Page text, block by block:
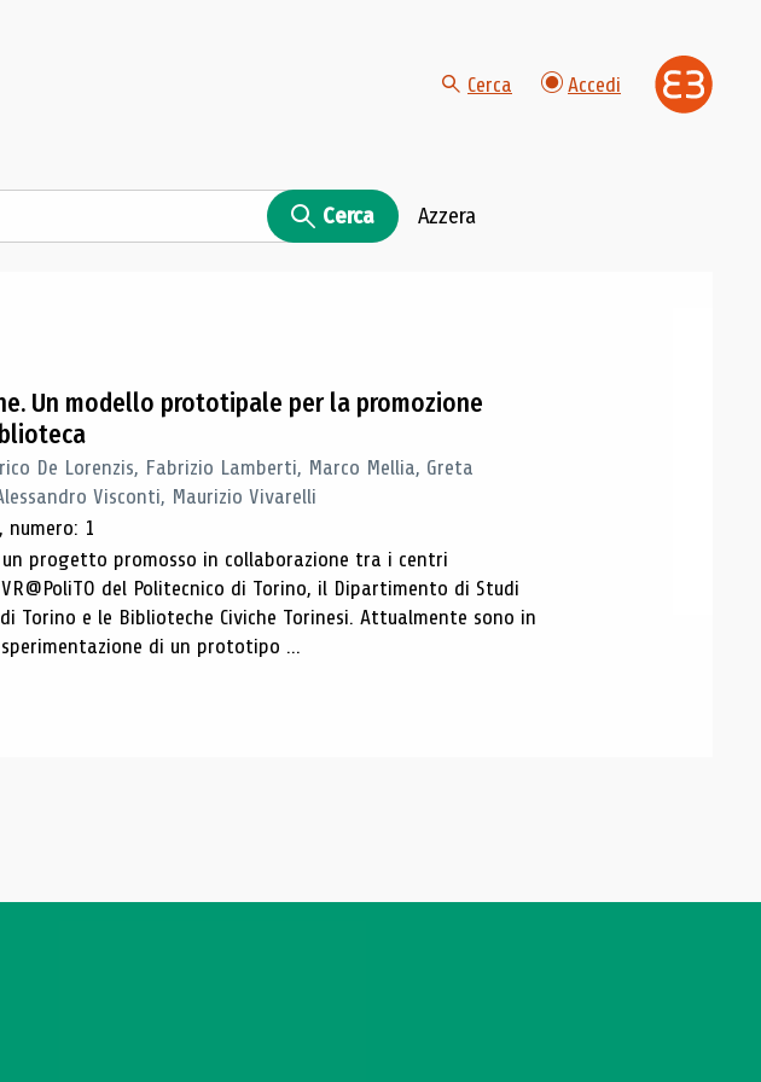
Cerca Accedi
Cerca Azzera
Un modello prototipale per la promozione
De Lorenzis, Fabrizio Lamberti, Marco Mellia, Greta
Visconti, Maurizio Vivarelli
numero: 1
un progetto promosso in collaborazione tra i centri
del Politecnico di Torino, il Dipartimento di Studi
Torino e le Biblioteche Civiche Torinesi. Attualmente sono in
di un prototipo ...